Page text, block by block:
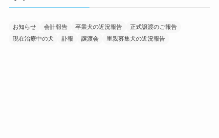
お知らせ 会計報告 卒業犬の近況報告
正式譲渡のご報告
現在治療中の犬
訃報 譲渡会 里親募集犬の近況報告